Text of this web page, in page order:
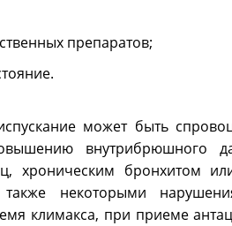
препаратов;
может быть
внутрибрюшного
хроническим бронхитом
некоторыми
климакса, при приеме